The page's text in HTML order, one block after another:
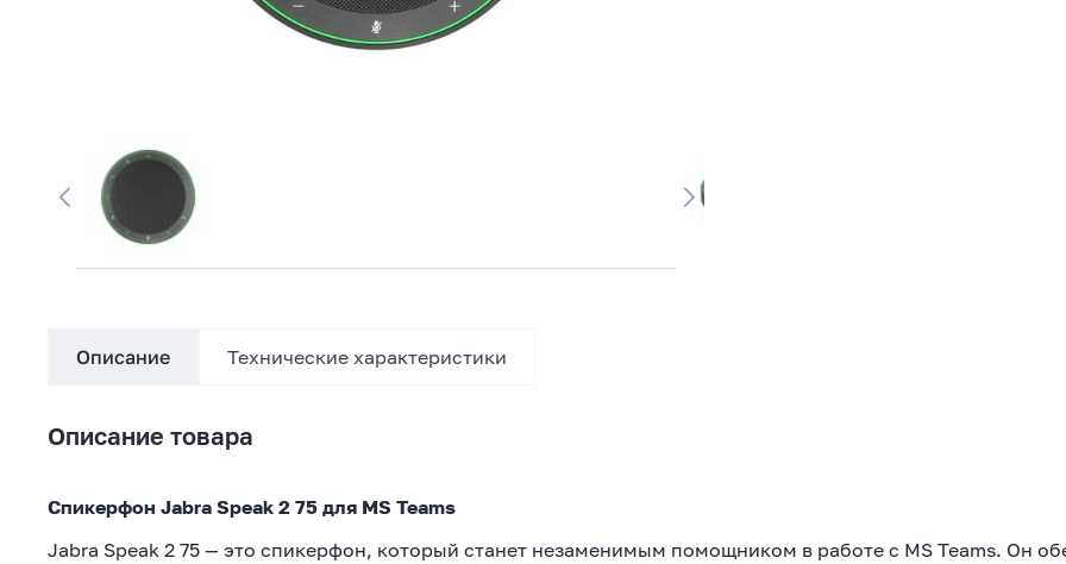
Описание Технические характеристики
Описание товара
Спикерфон Jabra Speak 2 75 для MS Teams
Jabra Speak 2 75 — это спикерфон, который станет незаменимым помощником в работе с MS Teams. Он